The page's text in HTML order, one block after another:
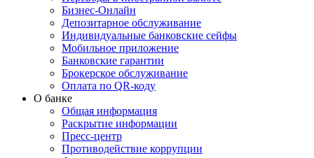
Бизнес-Онлайн
Депозитарное обслуживание
Индивидуальные банковские сейфы
Мобильное приложение
Банковские гарантии
Брокерское обслуживание
Оплата по QR-коду
О банке
Общая информация
Раскрытие информации
Пресс-центр
Противодействие коррупции